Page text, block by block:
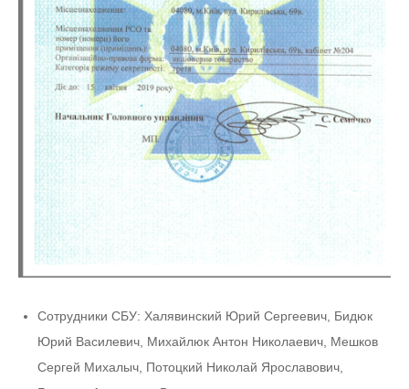
Сотрудники СБУ: Халявинский Юрий Сергеевич, Бидюк
Юрий Василевич, Михайлюк Антон Николаевич, Мешков
Сергей Михалыч, Потоцкий Николай Ярославович,